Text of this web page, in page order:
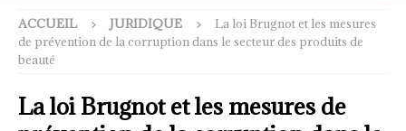
ACCUEIL JURIDIQUE
La loi Brugnot et les mesures
de prévention de la corruption dans le secteur des produits de
beauté
La loi Brugnot et les mesures de